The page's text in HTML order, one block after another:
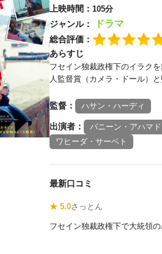
上映時間： 105分
ジャンル： ドラマ
総合評価：
あらすじ
フセイン独裁政権下のイラク
人監督賞（カメラ・ドール）
監督： ハサン・ハーディ
出演者： バニーン・アハマ
ワヒーダ・サーベト
最新口コミ
★ 5.0さっとん
フセイン独裁政権下で大統領